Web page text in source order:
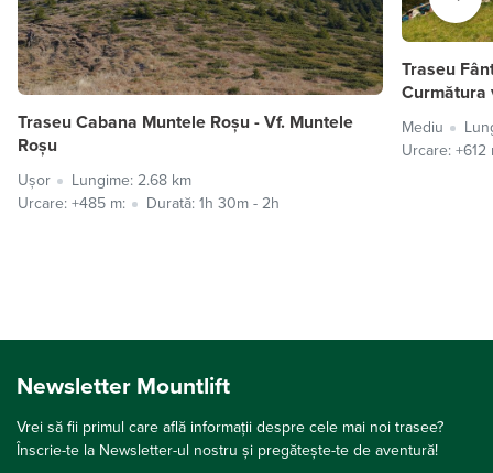
Traseu Cabana Muntele Roșu - Vf. Muntele
Roșu
Ușor
Lungime: 2.68 km
Urcare: +485 m:
Durată: 1h 30m - 2h
Traseu
Curmătura
Mediu
Urcare: +612
Newsletter Mountlift
Vrei să fii primul care află informații despre cele mai noi trasee?
Înscrie-te la Newsletter-ul nostru și pregătește-te de aventură!